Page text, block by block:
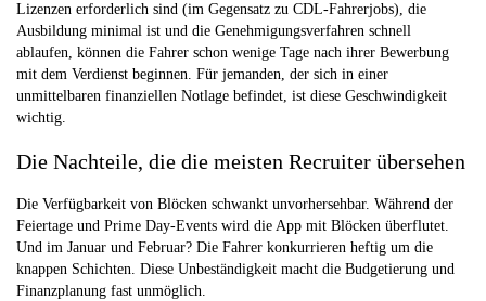
Lizenzen erforderlich sind (im Gegensatz zu CDL-Fahrerjobs), die
Ausbildung minimal ist und die Genehmigungsverfahren schnell
ablaufen, können die Fahrer schon wenige Tage nach ihrer Bewerbung
mit dem Verdienst beginnen. Für jemanden, der sich in einer
unmittelbaren finanziellen Notlage befindet, ist diese Geschwindigkeit
wichtig.
Die Nachteile, die die meisten Recruiter übersehen
Die Verfügbarkeit von Blöcken schwankt unvorhersehbar. Während der
Feiertage und Prime Day-Events wird die App mit Blöcken überflutet.
Und im Januar und Februar? Die Fahrer konkurrieren heftig um die
knappen Schichten. Diese Unbeständigkeit macht die Budgetierung und
Finanzplanung fast unmöglich.